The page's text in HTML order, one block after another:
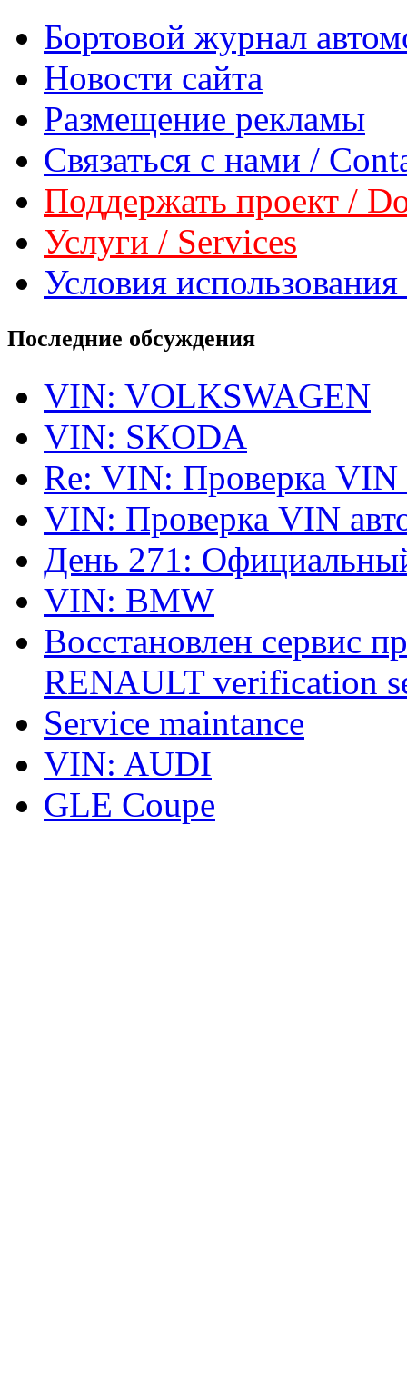
Бортовой журнал
Новости сайта
Размещение рекламы
Связаться с нами /
Поддержать проект /
Услуги / Services
Условия
Последние обсуждения
VIN: VOLKSWAGEN
VIN: SKODA
Re: VIN: Проверка VIN
VIN: Проверка VIN
День 271:
VIN: BMW
Восстановлен сервис
RENAULT verification
Service maintance
VIN: AUDI
GLE Coupe